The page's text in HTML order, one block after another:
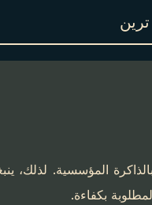
المؤسسية. لذلك،
بكفاءة.